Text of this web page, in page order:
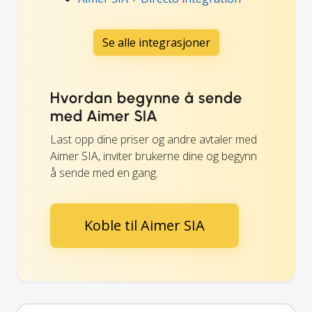
Se alle integrasjoner
Hvordan begynne å sende
med Aimer SIA
Last opp dine priser og andre avtaler med
Aimer SIA, inviter brukerne dine og begynn
å sende med en gang.
Koble til Aimer SIA